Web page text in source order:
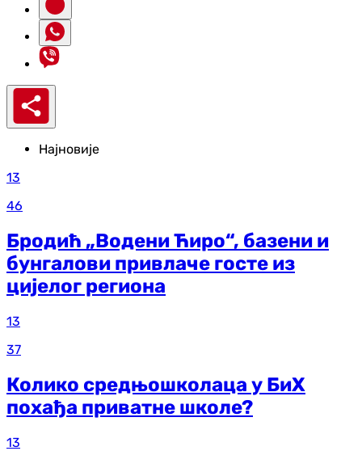
Најновије
13
46
Бродић „Водени Ћиро“, базени и
бунгалови привлаче госте из
цијелог региона
13
37
Колико средњошколаца у БиХ
похађа приватне школе?
13